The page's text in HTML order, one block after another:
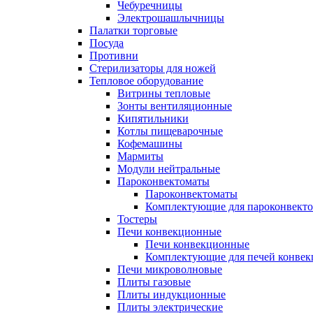
Чебуречницы
Электрошашлычницы
Палатки торговые
Посуда
Противни
Стерилизаторы для ножей
Тепловое оборудование
Витрины тепловые
Зонты вентиляционные
Кипятильники
Котлы пищеварочные
Кофемашины
Мармиты
Модули нейтральные
Пароконвектоматы
Пароконвектоматы
Комплектующие для
Тостеры
Печи конвекционные
Печи конвекционные
Комплектующие для печей
Печи микроволновые
Плиты газовые
Плиты индукционные
Плиты электрические